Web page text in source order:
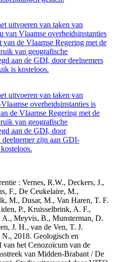
uitvoeren van taken van
van Vlaamse overheidsinstanties
de Vlaamse Regering met de
van geografische
aan de GDI, door deelnemers
is kosteloos.
uitvoeren van taken van
overheidsinstanties is
de Vlaamse Regering met de
van geografische
aan de GDI, door
deelnemer zijn aan GDI-
: Vernes, R.W., Deckers, J.,
F., De Ceukelaire, M.,
M., Dusar, M., Van Haren, T. F.
P., Kruisselbrink, A. F.,
Meyvis, B., Munsterman, D.
J. H., van de Ven, T. J.
2018. Geologisch en
het Cenozoïcum van de
van Midden-Brabant / De